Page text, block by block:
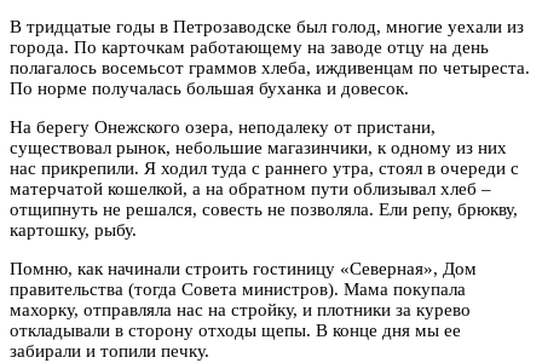
В тридцатые годы в Петрозаводске был голод, многие уехали из
города. По карточкам работающему на заводе отцу на день
полагалось восемьсот граммов хлеба, иждивенцам по четыреста.
По норме получалась большая буханка и довесок.
На берегу Онежского озера, неподалеку от пристани,
существовал рынок, небольшие магазинчики, к одному из них
нас прикрепили. Я ходил туда с раннего утра, стоял в очереди с
матерчатой кошелкой, а на обратном пути облизывал хлеб –
отщипнуть не решался, совесть не позволяла. Ели репу, брюкву,
картошку, рыбу.
Помню, как начинали строить гостиницу «Северная», Дом
правительства (тогда Совета министров). Мама покупала
махорку, отправляла нас на стройку, и плотники за курево
откладывали в сторону отходы щепы. В конце дня мы ее
забирали и топили печку.